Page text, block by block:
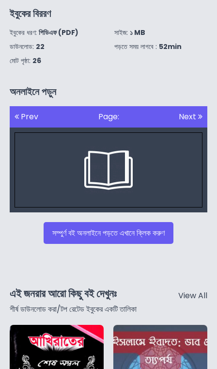
ইবুকের বিররণ
ইবুকের ধরণ: পিডিএফ (PDF)
ডাউনলোড: 22
মোট পৃষ্ঠা: 26
সাইজ: ১ MB
পড়তে সময় লাগবে : 52min
অনলাইনে পড়ুন
Prev Page: Next
সম্পুর্ণ বই অনলাইনে পড়তে এখানে ক্লিক করুণ
এই জনরার আরো কিছু বই দেখুনঃ
শীর্ষ ডাউনলোড করা/টপ রেটেড ইবুকের একটি তালিকা
View All